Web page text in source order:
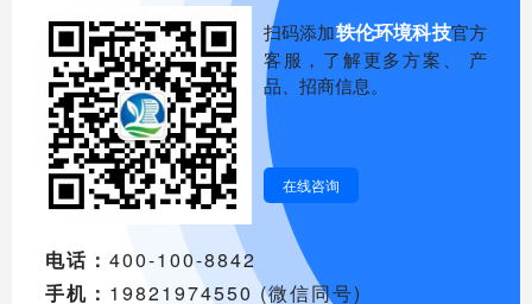
扫码添加轶伦环境科技官方
客服，了解更多方案、 产
品、招商信息。
在线咨询
电话： 400-100-8842
手机： 19821974550 (微信同号)